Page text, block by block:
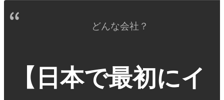
どんな会社？
【日本で最初にイ